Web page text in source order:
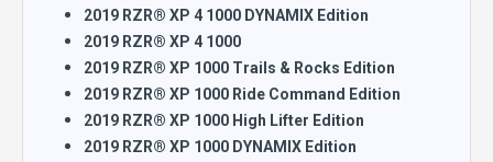
2019 RZR® XP 4 1000 DYNAMIX Edition
2019 RZR® XP 4 1000
2019 RZR® XP 1000 Trails & Rocks Edition
2019 RZR® XP 1000 Ride Command Edition
2019 RZR® XP 1000 High Lifter Edition
2019 RZR® XP 1000 DYNAMIX Edition